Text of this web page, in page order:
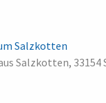
Salzkotten
Salzkotten,